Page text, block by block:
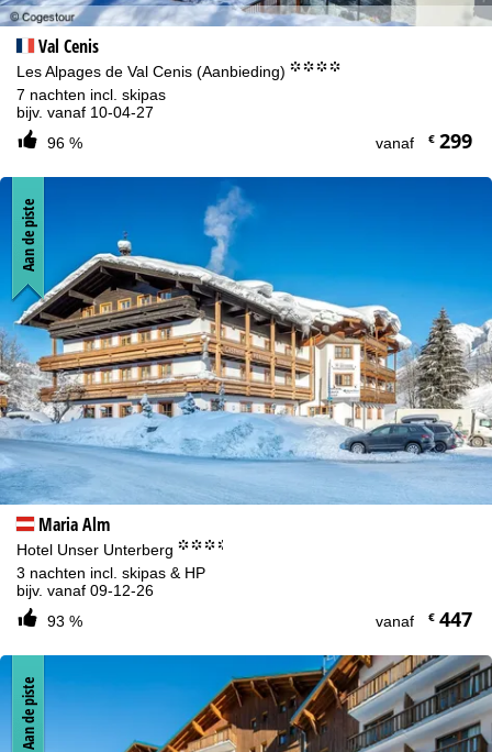
Val Cenis
Les Alpages de Val Cenis (Aanbieding) °°°°
7 nachten incl. skipas
bijv. vanaf 10-04-27
96 %
vanaf €299
Maria Alm
Hotel Unser Unterberg °°°.
3 nachten incl. skipas & HP
bijv. vanaf 09-12-26
93 %
vanaf €447
Aan de piste
Aan de piste